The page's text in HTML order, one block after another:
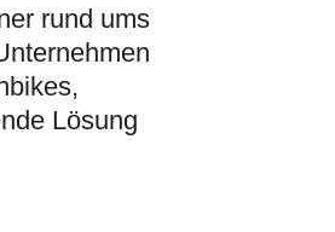
rund ums
Lösung